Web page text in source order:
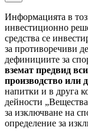
Информацията в
инвестиционно
средства се
за противоречиви
дефинициите за
вземат предвид
производство или
напитки и в друга
дейности
за изключване на
определение за